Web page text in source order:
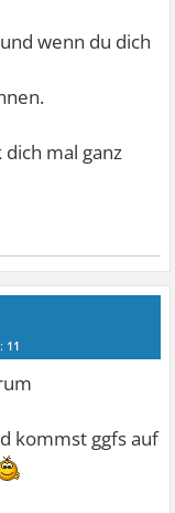
wenn du dich
mal ganz
11
kommst ggfs auf